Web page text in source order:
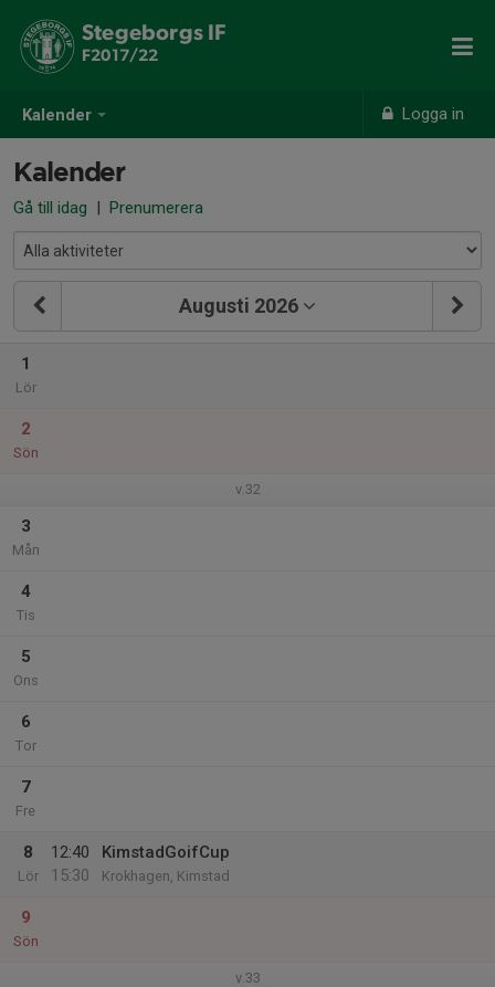
Kalender Logga in
Stegeborgs IF
F2017/22
Kalender
Gå till idag | Prenumerera
Augusti 2026
1
Lör
2
Sön
v.32
3
Mån
4
Tis
5
Ons
6
Tor
7
Fre
8
Lör
12:40
15:30
KimstadGoifCup
Krokhagen, Kimstad
9
Sön
v.33